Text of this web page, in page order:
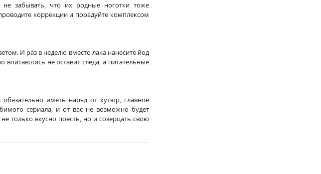
забывать, что их родные ноготки тоже
коррекции и порадуйте комплексом
И раз в неделю вместо лака нанесите йод
не оставит следа, а питательные
иметь наряд от кутюр, главное
сериала, и от вас не возможно будет
только вкусно поесть, но и созерцать свою